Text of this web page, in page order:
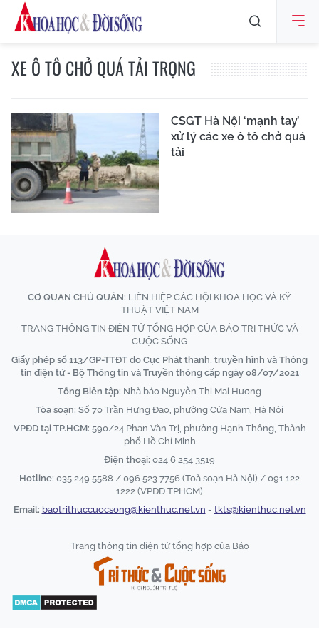
XE Ô TÔ CHỞ QUÁ TẢI TRỌNG
CSGT Hà Nội ‘mạnh tay’
xử lý các xe ô tô chở quá
tải
CƠ QUAN CHỦ QUẢN: LIÊN HIỆP CÁC HỘI KHOA HỌC VÀ KỸ
THUẬT VIỆT NAM
TRANG THÔNG TIN ĐIỆN TỬ TỔNG HỢP CỦA BÁO TRI THỨC VÀ
CUỘC SỐNG
Giấy phép số 113/GP-TTĐT do Cục Phát thanh, truyền hình và Thông
tin điện tử - Bộ Thông tin và Truyền thông cấp ngày 08/07/2021
Tổng Biên tập: Nhà báo Nguyễn Thị Mai Hương
Tòa soạn: Số 70 Trần Hưng Đạo, phường Cửa Nam, Hà Nội
VPĐD tại TP.HCM: 590/24 Phan Văn Trị, phường Hạnh Thông, Thành
phố Hồ Chí Minh
Điện thoại: 024 6 254 3519
Hotline: 035 249 5588 / 096 523 7756 (Toà soạn Hà Nội) / 091 122
1222 (VPĐD TPHCM)
Email: baotrithuccuocsong@kienthuc.net.vn - tkts@kienthuc.net.vn
Trang thông tin điện tử tổng hợp của Báo